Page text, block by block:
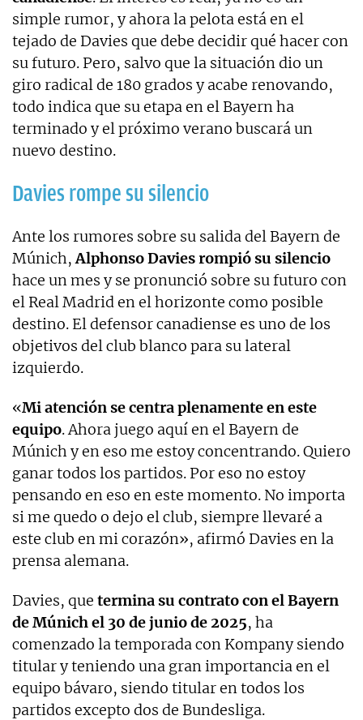
simple rumor, y ahora la pelota está en el
tejado de Davies que debe decidir qué hacer con
su futuro. Pero, salvo que la situación dio un
giro radical de 180 grados y acabe renovando,
todo indica que su etapa en el Bayern ha
terminado y el próximo verano buscará un
nuevo destino.
Davies rompe su silencio
Ante los rumores sobre su salida del Bayern de
Múnich,Alphonso Davies rompió su silencio
hace un mes y se pronunció sobre su futuro con
el Real Madrid en el horizonte como posible
destino. El defensor canadiense es uno de los
objetivos del club blanco para su lateral
izquierdo.
«Mi atención se centra plenamente en este
equipo. Ahora juego aquí en el Bayern de
Múnich y en eso me estoy concentrando. Quiero
ganar todos los partidos. Por eso no estoy
pensando en eso en este momento. No importa
si me quedo o dejo el club, siempre llevaré a
este club en mi corazón», afirmó Davies en la
prensa alemana.
Davies, que termina su contrato con el Bayern
de Múnich el 30 de junio de 2025, ha
comenzado la temporada con Kompany siendo
titular y teniendo una gran importancia en el
equipo bávaro, siendo titular en todos los
partidos excepto dos de Bundesliga.